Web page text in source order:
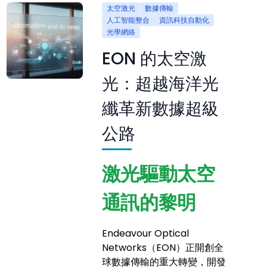
太空激光
數據傳輸
人工智能整合
資訊科技自動化
光學網絡
EON 的太空激
光：超越海洋光
纖革新數據超級
公路
激光驅動太空
通訊的黎明
Endeavour Optical
Networks（EON）正開創全
球數據傳輸的重大轉變，開發